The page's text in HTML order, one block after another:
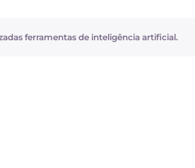
ferramentas de inteligência artificial.